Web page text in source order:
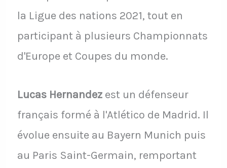
la Ligue des nations 2021, tout en
participant à plusieurs Championnats
d'Europe et Coupes du monde.
Lucas Hernandezest un défenseur
français formé à l'Atlético de Madrid. Il
évolue ensuite au Bayern Munich puis
au Paris Saint-Germain, remportant